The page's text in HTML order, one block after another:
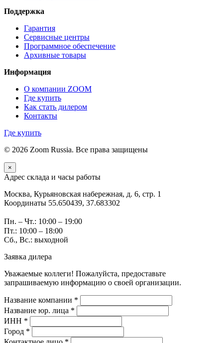
Поддержка
Гарантия
Сервисные центры
Программное обеспечение
Архивные товары
Информация
О компании ZOOM
Где купить
Как стать дилером
Контакты
Где купить
© 2026 Zoom Russia. Все права защищены
×
Адрес склада и часы работы
Москва, Курьяновская набережная, д. 6, стр. 1
Координаты 55.650439, 37.683302
Пн. – Чт.: 10:00 – 19:00
Пт.: 10:00 – 18:00
Сб., Вс.: выходной
Заявка дилера
Уважаемые коллеги! Пожалуйста, предоставьте
запрашиваемую информацию о своей организации.
Название компании *
Название юр. лица *
ИНН *
Город *